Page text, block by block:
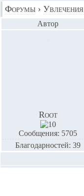
Форумы › Увлечения
Автор
Root
Сообщения: 5705
Благодарностей: 39